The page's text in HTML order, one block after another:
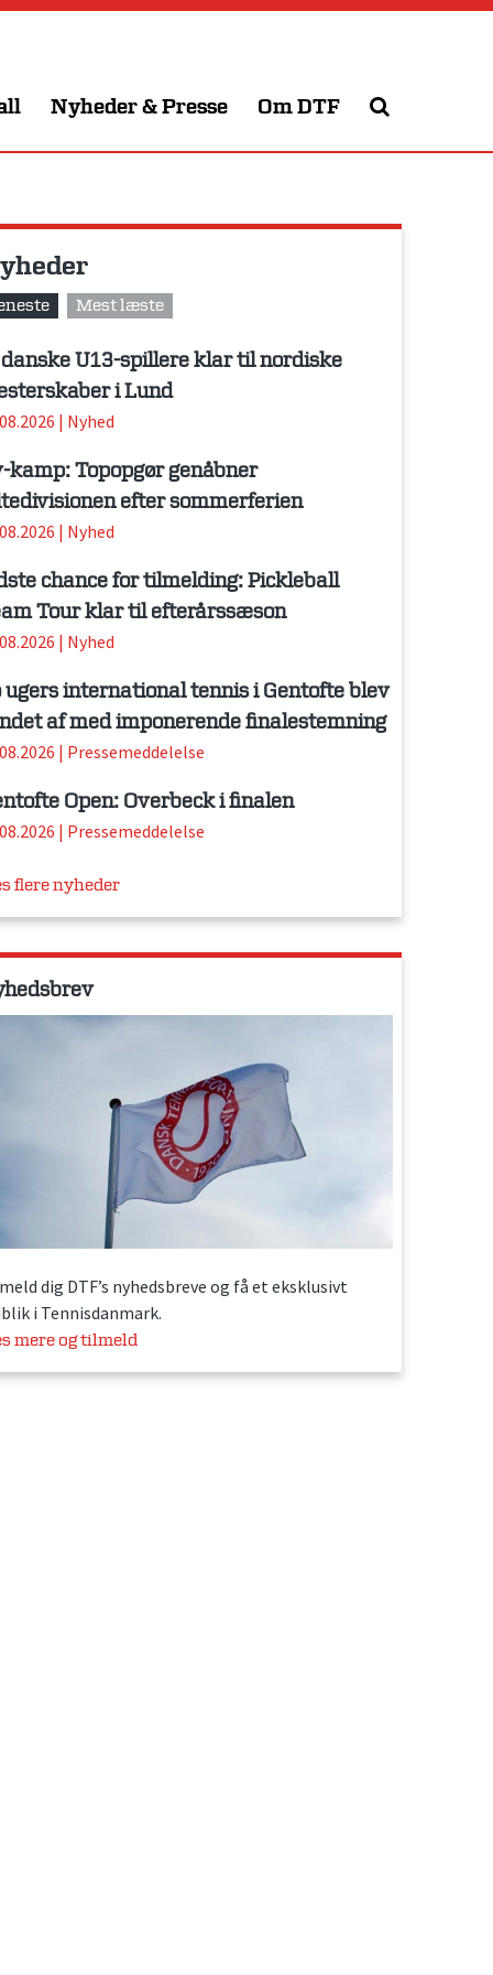
Nyheder & Presse Om DTF
Mest læste
U13-spillere klar til nordiske
i Lund
| Nyhed
kamp: Topopgør genåbner
efter sommerferien
| Nyhed
chance for tilmelding: Pickleball
Tour klar til efterårssæson
| Nyhed
ugers international tennis i Gentofte blev
af med imponerende finalestemning
| Pressemeddelelse
Open: Overbeck i finalen
| Pressemeddelelse
flere nyheder
dig DTF’s nyhedsbreve og få et eksklusivt
i Tennisdanmark.
mere og tilmeld